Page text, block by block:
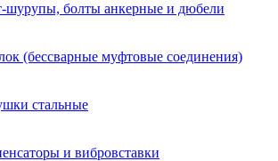
шурупы, болты анкерные и дюбели
(бессварные муфтовые соединения)
стальные
и вибровставки